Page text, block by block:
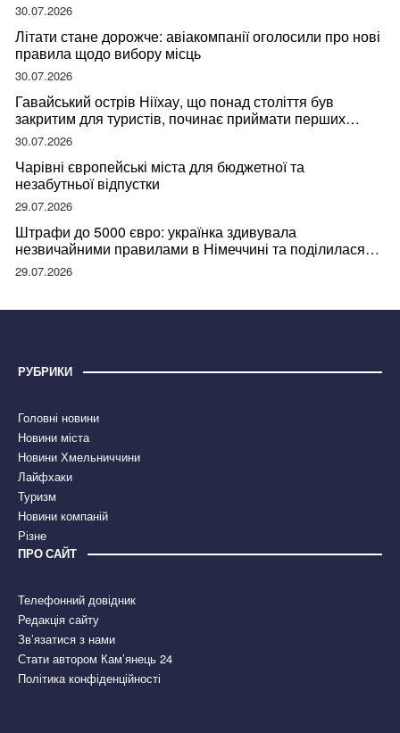
30.07.2026
Літати стане дорожче: авіакомпанії оголосили про нові
правила щодо вибору місць
30.07.2026
Гавайський острів Ніїхау, що понад століття був
закритим для туристів, починає приймати перших
відвідувачів
30.07.2026
Чарівні європейські міста для бюджетної та
незабутньої відпустки
29.07.2026
Штрафи до 5000 євро: українка здивувала
незвичайними правилами в Німеччині та поділилася
правдою
29.07.2026
РУБРИКИ
Головні новини
Новини міста
Новини Хмельниччини
Лайфхаки
Туризм
Новини компаній
Різне
ПРО САЙТ
Телефонний довідник
Редакція сайту
Зв’язатися з нами
Стати автором Кам’янець 24
Політика конфіденційності